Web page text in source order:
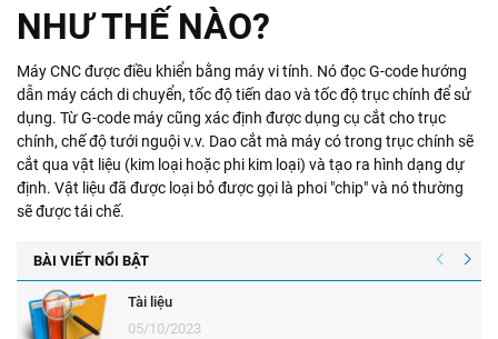
NHƯ THẾ NÀO?
Máy CNC được điều khiển bằng máy vi tính. Nó đọc G-code hướng
dẫn máy cách di chuyển, tốc độ tiến dao và tốc độ trục chính để sử
dụng. Từ G-code máy cũng xác định được dụng cụ cắt cho trục
chính, chế độ tưới nguội v.v. Dao cắt mà máy có trong trục chính sẽ
cắt qua vật liệu (kim loại hoặc phi kim loại) và tạo ra hình dạng dự
định. Vật liệu đã được loại bỏ được gọi là phoi "chip" và nó thường
sẽ được tái chế.
BÀI VIẾT NỔI BẬT
Tài liệu
05/10/2023